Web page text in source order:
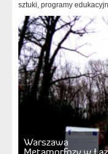
sztuki, programy
Warszawa
Metamorfozy w